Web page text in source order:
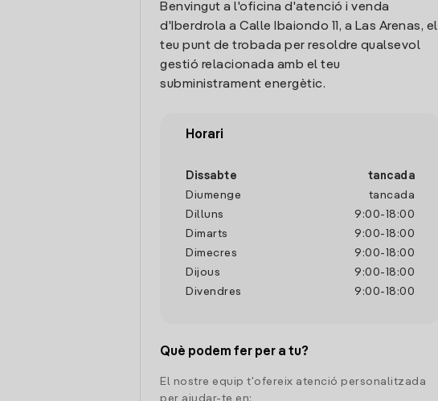
Benvingut a l'oficina d'atenció i venda
d'Iberdrola a Calle Ibaiondo 11, a Las Arenas, el
teu punt de trobada per resoldre qualsevol
gestió relacionada amb el teu
subministrament energètic.
Horari
Dissabte
tancada
Diumenge
tancada
Dilluns
9:00- 18:00
Dimarts
9:00- 18:00
Dimecres
9:00- 18:00
Dijous
9:00- 18:00
Divendres
9:00- 18:00
Què podem fer per a tu?
El nostre equip t'ofereix atenció personalitzada
per ajudar-te en: